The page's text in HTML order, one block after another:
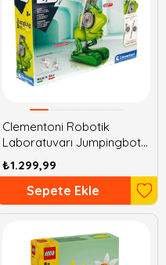
Clementoni Robotik
Laboratuvarı Jumpingbot
Zıplayan Robot
₺1.299,99
Sepete Ekle